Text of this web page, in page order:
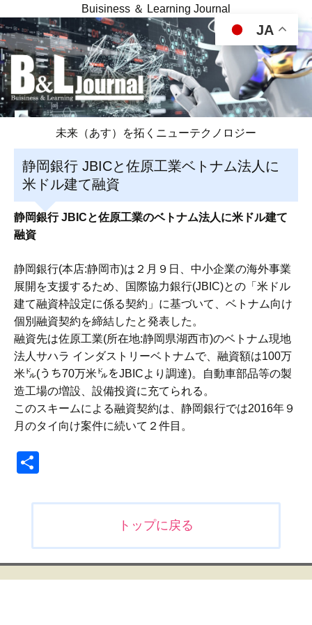
Buisiness ＆ Learning Journal
未来（あす）を拓くニューテクノロジー
静岡銀行 JBICと佐原工業ベトナム法人に
米ドル建て融資
静岡銀行 JBICと佐原工業のベトナム法人に米ドル建て
融資
静岡銀行(本店:静岡市)は２月９日、中小企業の海外事業
展開を支援するため、国際協力銀行(JBIC)との「米ドル
建て融資枠設定に係る契約」に基づいて、ベトナム向け
個別融資契約を締結したと発表した。
融資先は佐原工業(所在地:静岡県湖西市)のベトナム現地
法人サハラ インダストリーベトナムで、融資額は100万
米㌦(うち70万米㌦をJBICより調達)。自動車部品等の製
造工場の増設、設備投資に充てられる。
このスキームによる融資契約は、静岡銀行では2016年９
月のタイ向け案件に続いて２件目。
ビ
ゲ
トップに戻る
JA